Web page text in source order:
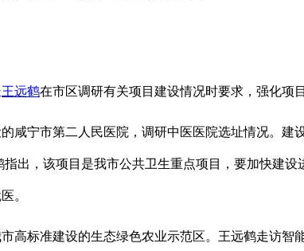
王远鹤在市区调研有关项目建设情况时要求，强化项
咸宁市第二人民医院，调研中医医院选址情况。
出，该项目是我市公共卫生重点项目，要加快建
。
高标准建设的生态绿色农业示范区。王远鹤走访